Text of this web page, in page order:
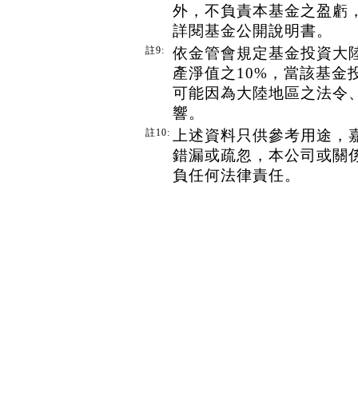
外，不負責本基金之盈虧
詳閱基金公開說明書。
註9:
依金管會規定基金投資大
產淨值之10%，當該基金
可能因為大陸地區之法令
響。
註10:
上述資料只供參考用途
錯漏或疏忽，本公司或關
負任何法律責任。